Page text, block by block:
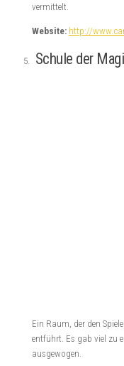
vermittelt.
Website: http://
Schule der
Ein Raum, der den
entführt. Es gab viel zu
ausgewogen.